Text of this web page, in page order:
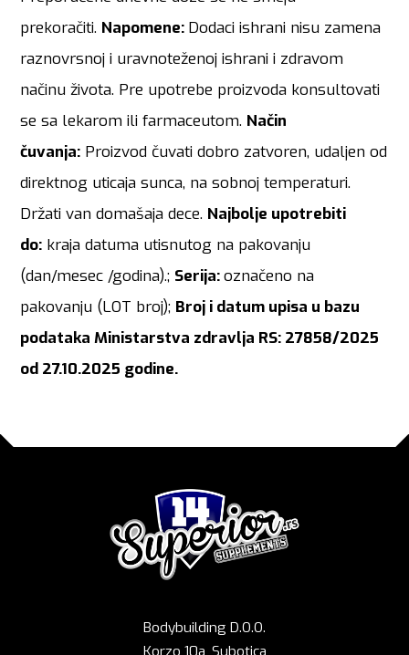
prekoračiti. Napomene: Dodaci ishrani nisu zamena
raznovrsnoj i uravnoteženoj ishrani i zdravom
načinu života. Pre upotrebe proizvoda konsultovati
se sa lekarom ili farmaceutom. Način
čuvanja: Proizvod čuvati dobro zatvoren, udaljen od
direktnog uticaja sunca, na sobnoj temperaturi.
Držati van domašaja dece. Najbolje upotrebiti
do: kraja datuma utisnutog na pakovanju
(dan/mesec /godina).; Serija:označeno na
pakovanju (LOT broj); Broj i datum upisa u bazu
podataka Ministarstva zdravlja RS: 27858/2025
od 27.10.2025 godine.
Bodybuilding D.O.O.
Korzo 10a, Subotica